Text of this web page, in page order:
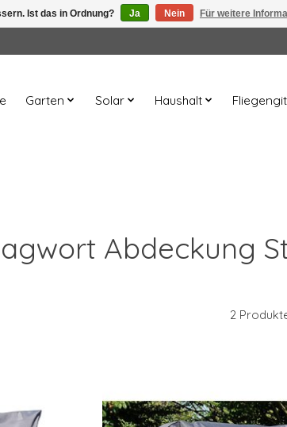
Garten Solar Haushalt
Abdeckung
2
Ist das in Ordnung? Ja Nein Für weitere